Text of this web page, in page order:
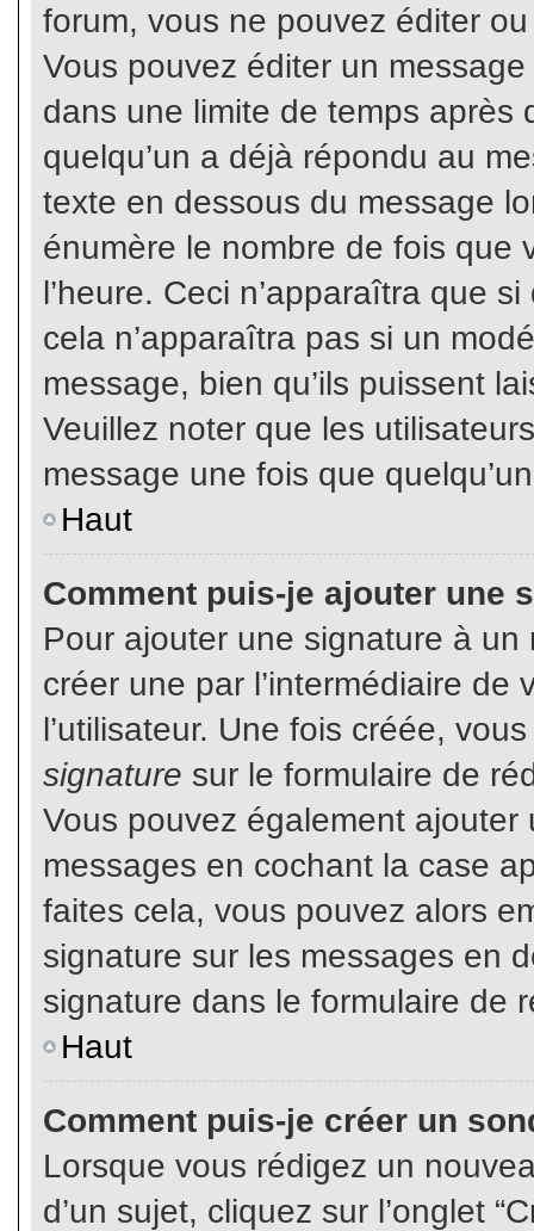
forum, vous ne pouvez éditer
Vous pouvez éditer un
dans une limite de temps après
quelqu’un a déjà répondu au
texte en dessous du message
énumère le nombre de fois que
l’heure. Ceci n’apparaîtra que
cela n’apparaîtra pas si un
message, bien qu’ils puissent
Veuillez noter que les
message une fois que
Haut
Comment puis-je ajouter une
Pour ajouter une signature à un
créer une par l’intermédiaire
l’utilisateur. Une fois créée,
signature sur le formulaire de
Vous pouvez également
messages en cochant la case
faites cela, vous pouvez alors
signature sur les messages en
signature dans le formulaire de
Haut
Comment puis-je créer un
Lorsque vous rédigez un
d’un sujet, cliquez sur l’onglet